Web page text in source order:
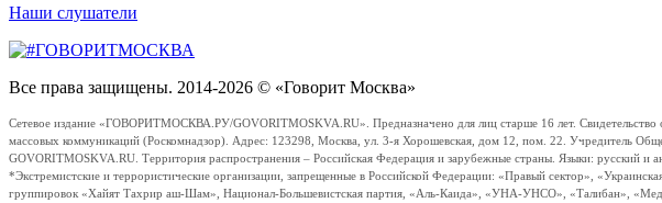
Наши слушатели
Все права защищены. 2014-2026 © «Говорит Москва»
Сетевое издание «ГОВОРИТМОСКВА.РУ/GOVORITMOSKVA.RU». Предназначено для лиц старше 16 лет.
массовых коммуникаций (Роскомнадзор). Адрес: 123298, Москва, ул. 3-я Хорошевская, дом 12, пом. 22. Учредитель
GOVORITMOSKVA.RU. Территория распространения – Российская Федерация и зарубежные страны. Языки: русский
*Экстремистские и террористические организации, запрещенные в Российской Федерации: «Правый сектор»,
группировок «Хайят Тахрир аш-Шам», Национал-Большевистская партия, «Аль-Каида», «УНА-УНСО», «Талибан»,